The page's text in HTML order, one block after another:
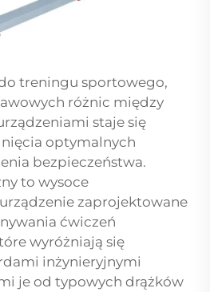
treningu sportowego,
różnic między
staje się
optymalnych
bezpieczeństwa.
to wysoce
zaprojektowane
ćwiczeń
wyróżniają się
inżynieryjnymi
je od typowych drążków